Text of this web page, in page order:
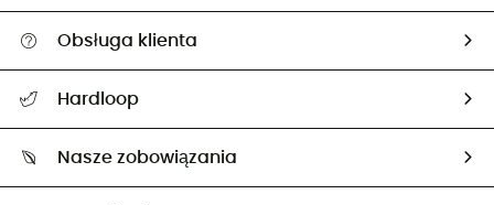
Obsługa klienta
Śledzenie przesyłki
Zwrot artykułów i zwrot środków
Hardloop
Nasze zobowiązania